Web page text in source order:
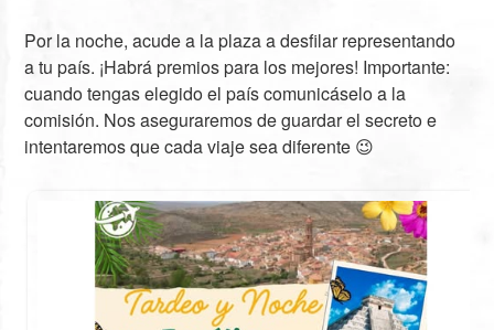
Por la noche, acude a la plaza a desfilar representando
a tu país. ¡Habrá premios para los mejores! Importante:
cuando tengas elegido el país comunicáselo a la
comisión. Nos aseguraremos de guardar el secreto e
intentaremos que cada viaje sea diferente 😉